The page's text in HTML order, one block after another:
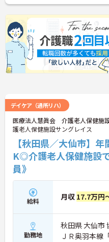
デイケア（通所リハ）
医療法人慧眞会 介護老人保健施
護老人保健施設サングレイス
【秋田県／大仙市】
K◎介護老人保健施設
員》
給料 月収 17.7万円
勤務地
秋田県 大仙市
ＪＲ奥羽本線